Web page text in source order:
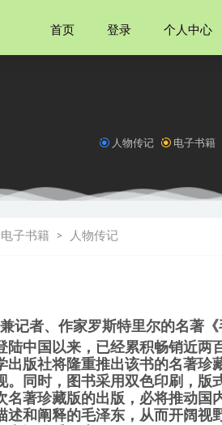
首页 登录 个人中心
人物传记 电子书籍
电子书籍 人物传记
记者、作家罗斯特里尔的名著
陆中国以来，已经累积畅销近
出版社将隆重推出该书的名著
。同时，图书采用双色印刷，
名著珍藏版的出版，必将推动
述和阐释的毛泽东，从而开阔视
稳：自洽地接住